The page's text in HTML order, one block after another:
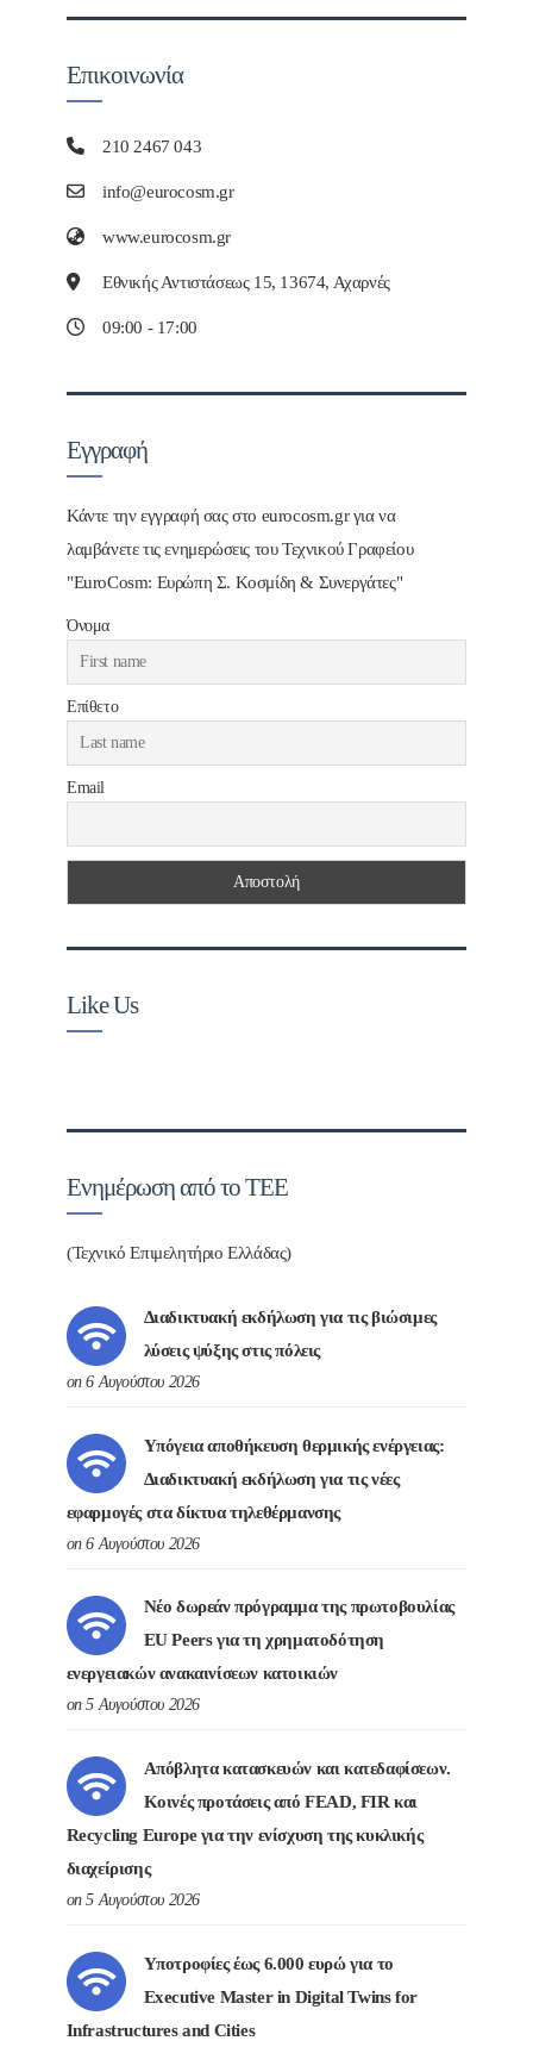
Επικοινωνία
210 2467 043
info@eurocosm.gr
www.eurocosm.gr
Εθνικής Αντιστάσεως 15, 13674, Αχαρνές
09:00 - 17:00
Εγγραφή
Κάντε την εγγραφή σας στο eurocosm.gr για να
λαμβάνετε τις ενημερώσεις του Τεχνικού Γραφείου
"EuroCosm: Ευρώπη Σ. Κοσμίδη & Συνεργάτες"
Όνομα
Επίθετο
Email
Like Us
Ενημέρωση από το ΤΕΕ
(Τεχνικό Επιμελητήριο Ελλάδας)
Διαδικτυακή εκδήλωση για τις βιώσιμες
λύσεις ψύξης στις πόλεις
on 6 Αυγούστου 2026
Υπόγεια αποθήκευση θερμικής ενέργειας:
Διαδικτυακή εκδήλωση για τις νέες
εφαρμογές στα δίκτυα τηλεθέρμανσης
on 6 Αυγούστου 2026
Νέο δωρεάν πρόγραμμα της πρωτοβουλίας
EU Peers για τη χρηματοδότηση
ενεργειακών ανακαινίσεων κατοικιών
on 5 Αυγούστου 2026
Απόβλητα κατασκευών και κατεδαφίσεων.
Κοινές προτάσεις από FEAD, FIR και
Recycling Europe για την ενίσχυση της κυκλικής
διαχείρισης
on 5 Αυγούστου 2026
Υποτροφίες έως 6.000 ευρώ για το
Executive Master in Digital Twins for
Infrastructures and Cities